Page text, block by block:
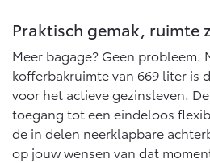
Proace (excl. BTW)
OOK ALS BATTERIJ-
ELEKTRISCH
Praktisch gemak, ruimte
Meer bagage? Geen probleem.
kofferbakruimte van 669 liter is
voor het actieve gezinsleven.
toegang tot een eindeloos
de in delen neerklapbare
op jouw wensen van dat